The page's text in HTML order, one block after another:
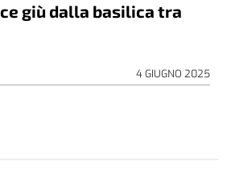
giù dalla basilica tra
4 GIUGNO 2025